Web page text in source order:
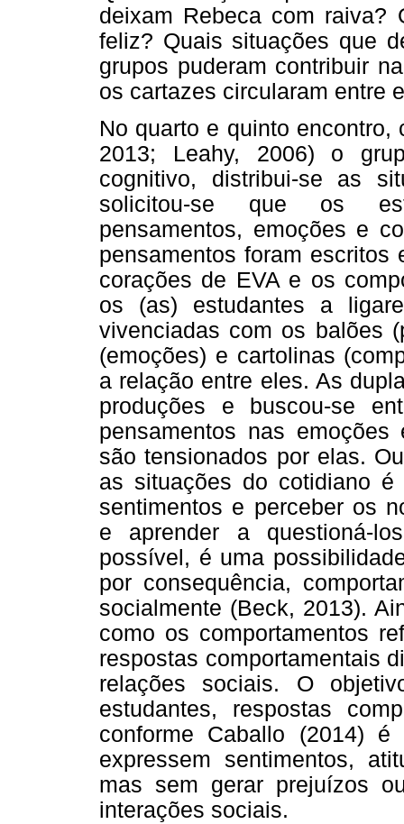
deixam Rebeca com raiva?
feliz? Quais situações que
grupos puderam contribuir
os cartazes circularam entre
No quarto e quinto
2013; Leahy, 2006) o
cognitivo, distribui-se as
solicitou-se que os
pensamentos, emoções e
pensamentos foram
corações de EVA e os
os (as) estudantes a
vivenciadas com os balões
(emoções) e cartolinas
a relação entre eles. As
produções e buscou-se
pensamentos nas
são tensionados por elas.
as situações do cotidiano
sentimentos e perceber os
e aprender a questioná-
possível, é uma
por consequência,
socialmente (Beck, 2013).
como os comportamentos
respostas comportamentais
relações sociais. O
estudantes, respostas
conforme Caballo (2014) é
expressem sentimentos,
mas sem gerar prejuízos
interações sociais.